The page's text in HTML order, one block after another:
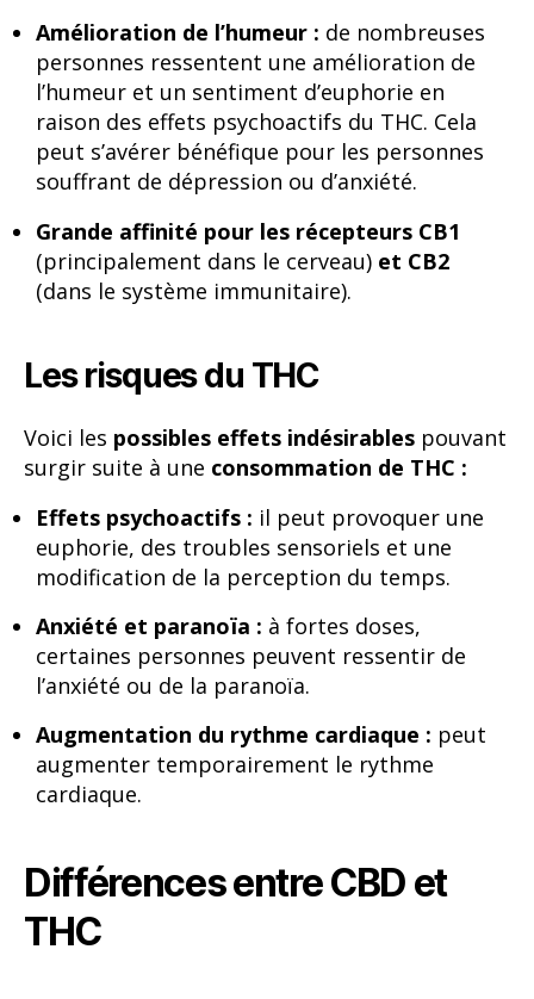
Amélioration de l’humeur : de nombreuses
personnes ressentent une amélioration de
l’humeur et un sentiment d’euphorie en
raison des effets psychoactifs du THC. Cela
peut s’avérer bénéfique pour les personnes
souffrant de dépression ou d’anxiété.
Grande affinité pour les récepteurs CB1
(principalement dans le cerveau) et CB2
(dans le système immunitaire).
Les risques du THC
Voici les possibles effets indésirables pouvant
surgir suite à une consommation de THC :
Effets psychoactifs : il peut provoquer une
euphorie, des troubles sensoriels et une
modification de la perception du temps.
Anxiété et paranoïa : à fortes doses,
certaines personnes peuvent ressentir de
l’anxiété ou de la paranoïa.
Augmentation du rythme cardiaque : peut
augmenter temporairement le rythme
cardiaque.
Différences entre CBD et
THC